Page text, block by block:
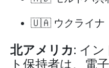
🇺🇦 ウクライナ
北アメリカ: イ
ト保持者は、電